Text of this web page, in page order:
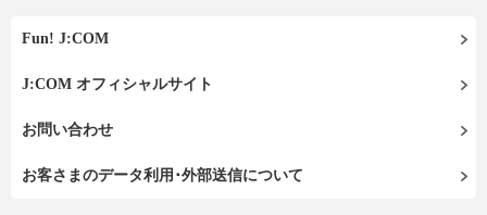
Fun! J:COM
J:COM オフィシャルサイト
お問い合わせ
お客さまのデータ利用･外部送信について